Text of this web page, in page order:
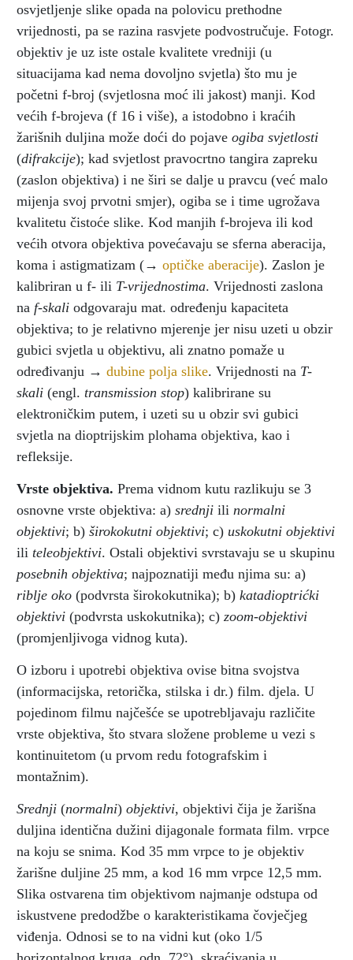
osvjetljenje slike opada na polovicu prethodne
vrijednosti, pa se razina rasvjete podvostručuje. Fotogr.
objektiv je uz iste ostale kvalitete vredniji (u
situacijama kad nema dovoljno svjetla) što mu je
početni f-broj (svjetlosna moć ili jakost) manji. Kod
većih f-brojeva (f 16 i više), a istodobno i kraćih
žarišnih duljina može doći do pojave ogiba svjetlosti
(difrakcije); kad svjetlost pravocrtno tangira zapreku
(zaslon objektiva) i ne širi se dalje u pravcu (već malo
mijenja svoj prvotni smjer), ogiba se i time ugrožava
kvalitetu čistoće slike. Kod manjih f-brojeva ili kod
većih otvora objektiva povećavaju se sferna aberacija,
koma i astigmatizam (→ optičke aberacije). Zaslon je
kalibriran u f- ili T-vrijednostima. Vrijednosti zaslona
na f-skali odgovaraju mat. određenju kapaciteta
objektiva; to je relativno mjerenje jer nisu uzeti u obzir
gubici svjetla u objektivu, ali znatno pomaže u
određivanju → dubine polja slike. Vrijednosti na T-
skali (engl. transmission stop) kalibrirane su
elektroničkim putem, i uzeti su u obzir svi gubici
svjetla na dioptrijskim plohama objektiva, kao i
refleksije.
Vrste objektiva. Prema vidnom kutu razlikuju se 3
osnovne vrste objektiva: a) srednji ili normalni
objektivi; b) širokokutni objektivi; c) uskokutni objektivi
ili teleobjektivi. Ostali objektivi svrstavaju se u skupinu
posebnih objektiva; najpoznatiji među njima su: a)
riblje oko (podvrsta širokokutnika); b) katadioptrićki
objektivi (podvrsta uskokutnika); c) zoom-objektivi
(promjenljivoga vidnog kuta).
O izboru i upotrebi objektiva ovise bitna svojstva
(informacijska, retorička, stilska i dr.) film. djela. U
pojedinom filmu najčešće se upotrebljavaju različite
vrste objektiva, što stvara složene probleme u vezi s
kontinuitetom (u prvom redu fotografskim i
montažnim).
Srednji (normalni) objektivi, objektivi čija je žarišna
duljina identična dužini dijagonale formata film. vrpce
na koju se snima. Kod 35 mm vrpce to je objektiv
žarišne duljine 25 mm, a kod 16 mm vrpce 12,5 mm.
Slika ostvarena tim objektivom najmanje odstupa od
iskustvene predodžbe o karakteristikama čovječjeg
viđenja. Odnosi se to na vidni kut (oko 1/5